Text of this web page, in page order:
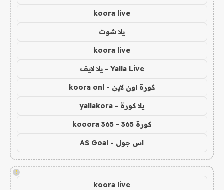
koora live
يلا شوت
koora live
Yalla Live - يلا لايف
كورة اون لاين - koora onl
يلا كورة - yallakora
كورة 365 - kooora 365
اس جول - AS Goal
!
koora live